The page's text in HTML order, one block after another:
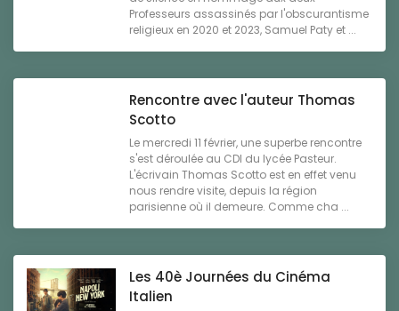
Professeurs assassinés par l'obscurantisme
religieux en 2020 et 2023, Samuel Paty et ...
Rencontre avec l'auteur Thomas
Scotto
Le mercredi 11 février, une superbe rencontre
s'est déroulée au CDI du lycée Pasteur.
L'écrivain Thomas Scotto est en effet venu
nous rendre visite, depuis la région
parisienne où il demeure. Comme cha ...
Les 40è Journées du Cinéma
Italien